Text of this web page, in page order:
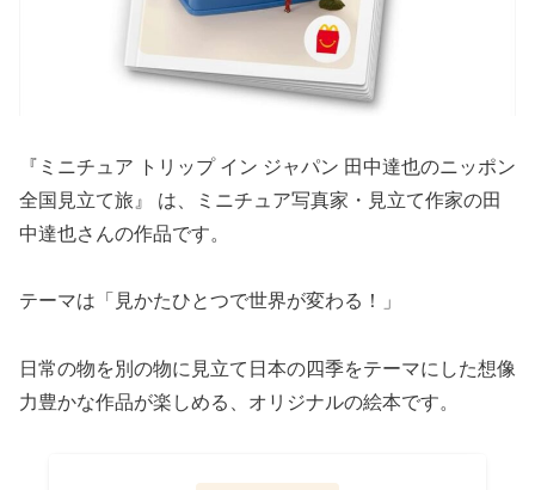
『ミニチュア トリップ イン ジャパン 田中達也のニッポン
全国見立て旅』 は、ミニチュア写真家・見立て作家の田
中達也さんの作品です。
テーマは「見かたひとつで世界が変わる！」
日常の物を別の物に見立て日本の四季をテーマにした想像
力豊かな作品が楽しめる、オリジナルの絵本です。